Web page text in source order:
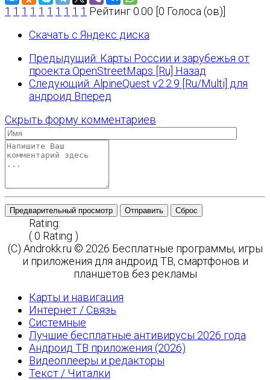
1 1 1 1 1 1 1 1 1 1 Рейтинг 0.00 [0 Голоса (ов)]
Скачать с Яндекс диска
Предыдущий: Карты России и зарубежья от
проекта OpenStreetMaps [Ru] Назад
Следующий: AlpineQuest v2.2.9 [Ru/Multi] для
андроид Вперед
Скрыть форму комментариев
Предварительный просмотр Отправить Сброс
Rating:
( 0 Rating )
(C) Androkk.ru © 2026 Бесплатные программы, игры
и приложения для андроид ТВ, смартфонов и
планшетов без рекламы
Карты и навигация
Интернет / Связь
Системные
Лучшие бесплатные антивирусы 2026 года
Андроид ТВ приложения (2026)
Видеоплееры и редакторы
Текст / Читалки